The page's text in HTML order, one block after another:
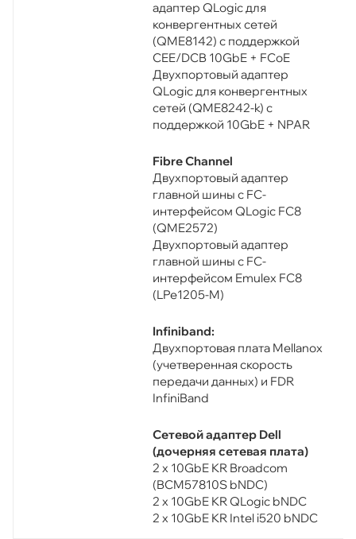
адаптер QLogic для
конвергентных сетей
(QME8142) с поддержкой
CEE/DCB 10GbE + FCoE
Двухпортовый адаптер
QLogic для конвергентных
сетей (QME8242-k) с
поддержкой 10GbE + NPAR
Fibre Channel
Двухпортовый адаптер
главной шины с FC-
интерфейсом QLogic FC8
(QME2572)
Двухпортовый адаптер
главной шины с FC-
интерфейсом Emulex FC8
(LPe1205-M)
Infiniband:
Двухпортовая плата Mellanox
(учетверенная скорость
передачи данных) и FDR
InfiniBand
Сетевой адаптер Dell
(дочерняя сетевая плата)
2 x 10GbE KR Broadcom
(BCM57810S bNDC)
2 x 10GbE KR QLogic bNDC
2 x 10GbE KR Intel i520 bNDC